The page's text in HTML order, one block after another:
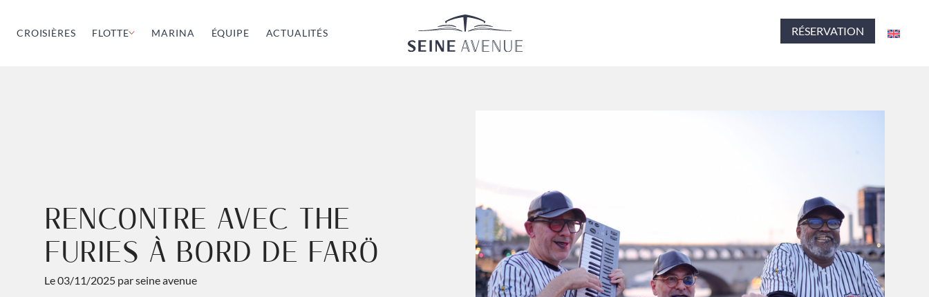
CROISIÈRES FLOTTE
FÅRÖ
Une vedette scandinave
KAÏROS
MARINA ÉQUIPE ACTUALITÉS
Seine Avenue
RÉSERVATION
RENCONTRE AVEC THE
FURIES À BORD DE FARÖ
Le 03/11/2025 par seine avenue